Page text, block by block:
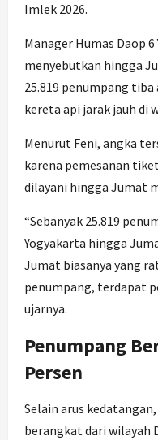
Imlek 2026.
Manager Humas Daop
menyebutkan hingga
25.819 penumpang
kereta api jarak jauh di
Menurut Feni, angka
karena pemesanan
dilayani hingga Jumat
“Sebanyak 25.819
Yogyakarta hingga
Jumat biasanya yang
penumpang, terdapat
ujarnya.
Penumpang
Persen
Selain arus
berangkat dari wilayah